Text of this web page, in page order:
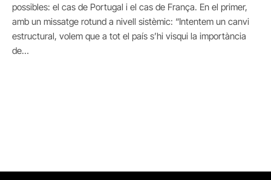
possibles: el cas de Portugal i el cas de França. En el primer,
amb un missatge rotund a nivell sistèmic: “Intentem un canvi
estructural, volem que a tot el país s’hi visqui la importància
de…